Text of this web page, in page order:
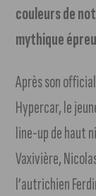
couleurs de
mythique
Après son
Hypercar, le
line-up de haut
Vaxivière,
l’autrichien